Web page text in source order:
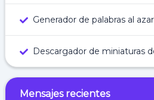
Generador de palabras al azar
Descargador de miniaturas
Mensajes recientes